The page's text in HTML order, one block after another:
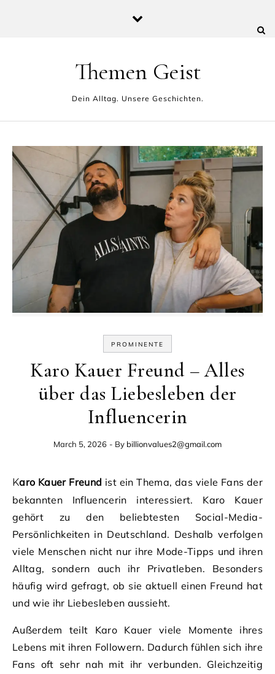
Themen Geist
Dein Alltag. Unsere Geschichten.
PROMINENTE
Karo Kauer Freund – Alles
über das Liebesleben der
Influencerin
March 5, 2026 - By billionvalues2@gmail.com
Karo Kauer Freund ist ein Thema, das viele Fans der
bekannten Influencerin interessiert. Karo Kauer
gehört zu den beliebtesten Social-Media-
Persönlichkeiten in Deutschland. Deshalb verfolgen
viele Menschen nicht nur ihre Mode-Tipps und ihren
Alltag, sondern auch ihr Privatleben. Besonders
häufig wird gefragt, ob sie aktuell einen Freund hat
und wie ihr Liebesleben aussieht.
Außerdem teilt Karo Kauer viele Momente ihres
Lebens mit ihren Followern. Dadurch fühlen sich ihre
Fans oft sehr nah mit ihr verbunden. Gleichzeitig